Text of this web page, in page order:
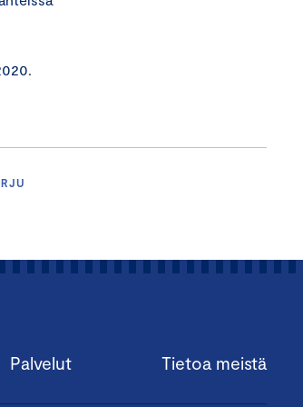
Palvelut Tietoa meistä